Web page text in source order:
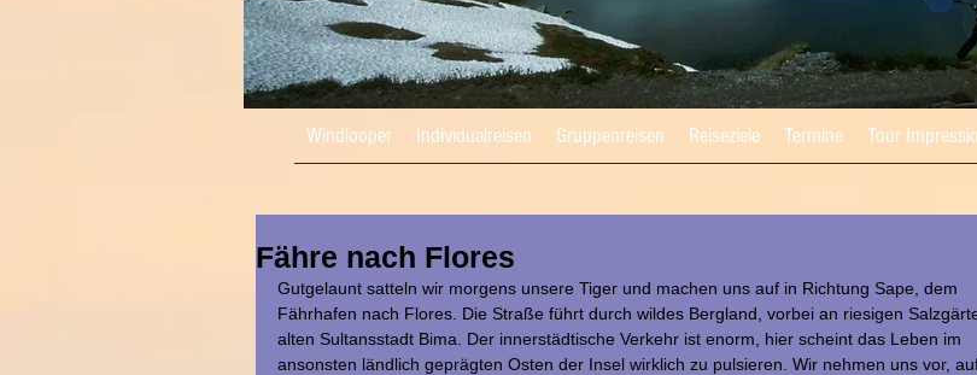
Windlooper Individualreisen Gruppenreisen Reiseziele Termine Tour
Fähre nach Flores
Gutgelaunt satteln wir morgens unsere Tiger und machen uns auf in Richtung Sape, dem
Fährhafen nach Flores. Die Straße führt durch wildes Bergland, vorbei an riesigen
alten Sultansstadt Bima. Der innerstädtische Verkehr ist enorm, hier scheint das Leben im
ansonsten ländlich geprägten Osten der Insel wirklich zu pulsieren. Wir nehmen uns vor,